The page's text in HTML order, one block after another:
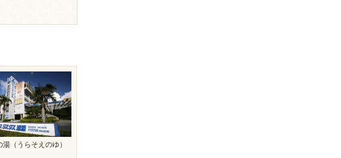
湯（うらそえのゆ）